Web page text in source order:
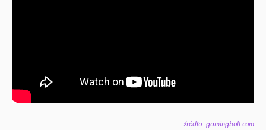
źródło: gamingbolt.com